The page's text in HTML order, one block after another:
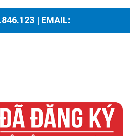
| EMAIL: